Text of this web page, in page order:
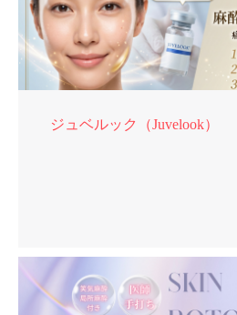
ジュベルック（Juvelook）